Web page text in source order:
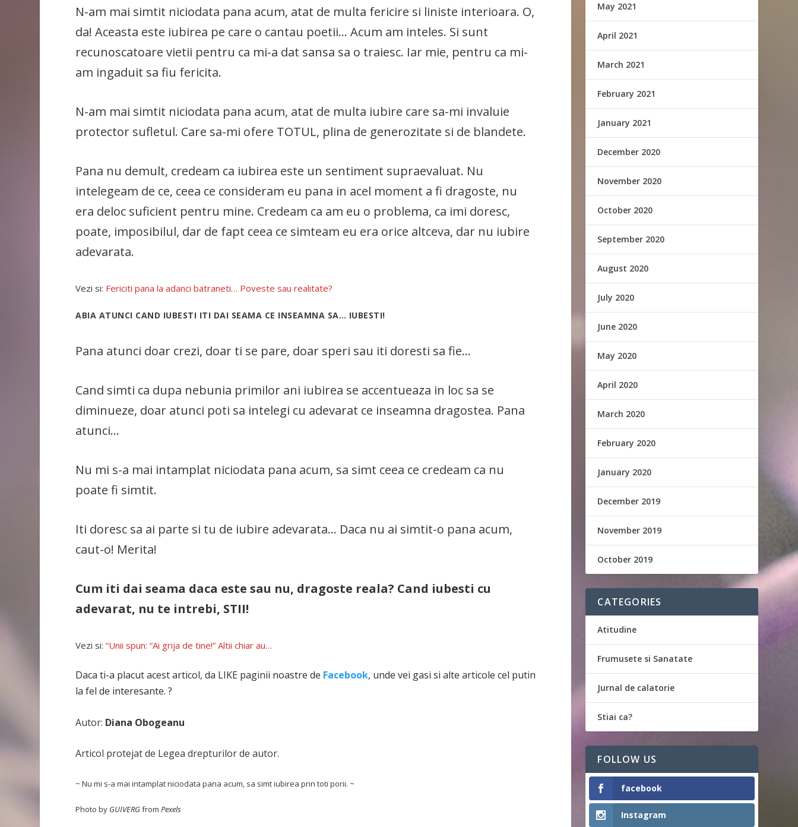
N-am mai simtit niciodata pana acum, atat de multa fericire si liniste interioara. O,
da! Aceasta este iubirea pe care o cantau poetii… Acum am inteles. Si sunt
recunoscatoare vietii pentru ca mi-a dat sansa sa o traiesc. Iar mie, pentru ca mi-
am ingaduit sa fiu fericita.
N-am mai simtit niciodata pana acum, atat de multa iubire care sa-mi invaluie
protector sufletul. Care sa-mi ofere TOTUL, plina de generozitate si de blandete.
Pana nu demult, credeam ca iubirea este un sentiment supraevaluat. Nu
intelegeam de ce, ceea ce consideram eu pana in acel moment a fi dragoste, nu
era deloc suficient pentru mine. Credeam ca am eu o problema, ca imi doresc,
poate, imposibilul, dar de fapt ceea ce simteam eu era orice altceva, dar nu iubire
adevarata.
Vezi si: Fericiti pana la adanci batraneti… Poveste sau realitate?
ABIA ATUNCI CAND IUBESTI ITI DAI SEAMA CE INSEAMNA SA… IUBESTI!
Pana atunci doar crezi, doar ti se pare, doar speri sau iti doresti sa fie…
Cand simti ca dupa nebunia primilor ani iubirea se accentueaza in loc sa se
diminueze, doar atunci poti sa intelegi cu adevarat ce inseamna dragostea. Pana
atunci…
Nu mi s-a mai intamplat niciodata pana acum, sa simt ceea ce credeam ca nu
poate fi simtit.
Iti doresc sa ai parte si tu de iubire adevarata… Daca nu ai simtit-o pana acum,
caut-o! Merita!
Cum iti dai seama daca este sau nu, dragoste reala? Cand iubesti cu
adevarat, nu te intrebi, STII!
Vezi si:“Unii spun: “Ai grija de tine!” Altii chiar au…
Daca ti-a placut acest articol, da LIKE paginii noastre de Facebook, unde vei gasi si alte articole cel putin
la fel de interesante. ?
Autor: Diana Obogeanu
Articol protejat de Legea drepturilor de autor.
~ Nu mi s-a mai intamplat niciodata pana acum, sa simt iubirea prin toti porii. ~
Photo by GUIVERGfromPexels
May 2021
April 2021
March 2021
February 2021
January 2021
December 2020
November 2020
October 2020
September 2020
August 2020
July 2020
June 2020
May 2020
April 2020
March 2020
February 2020
January 2020
December 2019
November 2019
October 2019
CATEGORIES
Atitudine
Frumusete si Sanatate
Jurnal de calatorie
Stiai ca?
FOLLOW US
facebook
Instagram